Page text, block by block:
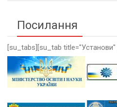
Посилання
[su_tabs][su_tab